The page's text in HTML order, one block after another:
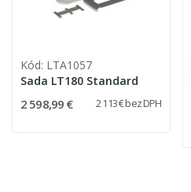
Kód: LTA1057
Sada LT180 Standard
2 598,99 € 2 113 € bez DPH